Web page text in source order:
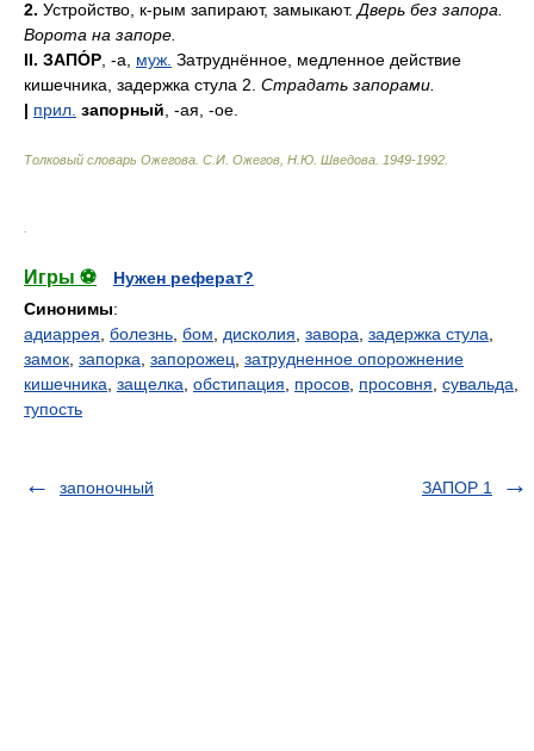
2. Устройство, к-рым запирают, замыкают. Дверь без запора.
Ворота на запоре.
II. ЗАПО́Р , -а, муж. Затруднённое, медленное действие
кишечника, задержка стула 2. Страдать запорами.
| прил. запорный , -ая, -ое.
Толковый словарь Ожегова С.И. Ожегов, Н.Ю. Шведова. 1949-1992
Игры ⚽
Нужен реферат?
Синонимы:
адиаррея болезнь бом дисколия завора задержка стула
замок запорка запорожец затрудненное опорожнение
кишечника защелка обстипация просов просовня сувальда
тупость
запоночный ЗАПОР 1